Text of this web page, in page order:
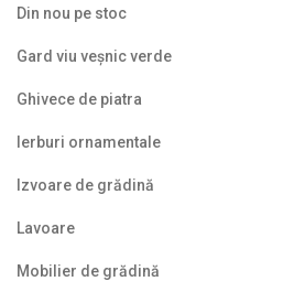
Din nou pe stoc
Gard viu veșnic verde
Ghivece de piatra
Ierburi ornamentale
Izvoare de grădină
Lavoare
Mobilier de grădină